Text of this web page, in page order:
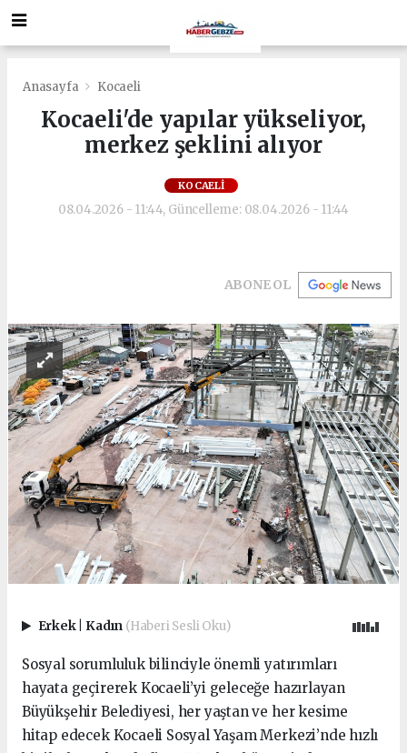
Anasayfa Kocaeli
Kocaeli'de yapılar yükseliyor,
merkez şeklini alıyor
KOCAELI
08.04.2026 - 11:44, Güncelleme: 08.04.2026 - 11:44
ABONE OL
Erkek Kadın (Haberi Sesli Oku)
Sosyal sorumluluk bilinciyle önemli yatırımları
hayata geçirerek Kocaeli’yi geleceğe hazırlayan
Büyükşehir Belediyesi, her yaştan ve her kesime
hitap edecek Kocaeli Sosyal Yaşam Merkezi’nde hızlı